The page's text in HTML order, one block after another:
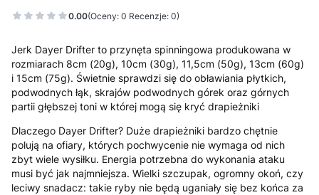
0.00(Oceny: 0 Recenzje: 0)
Jerk Dayer Drifter to przynęta spinningowa produkowana w
rozmiarach 8cm (20g), 10cm (30g), 11,5cm (50g), 13cm (60g)
i 15cm (75g). Świetnie sprawdzi się do obławiania płytkich,
podwodnych łąk, skrajów podwodnych górek oraz górnych
partii głębszej toni w której mogą się kryć drapieżniki
Dlaczego Dayer Drifter? Duże drapieżniki bardzo chętnie
polują na ofiary, których pochwycenie nie wymaga od nich
zbyt wiele wysiłku. Energia potrzebna do wykonania ataku
musi być jak najmniejsza. Wielki szczupak, ogromny okoń, czy
leciwy snadacz: takie ryby nie będą uganiały się bez końca za